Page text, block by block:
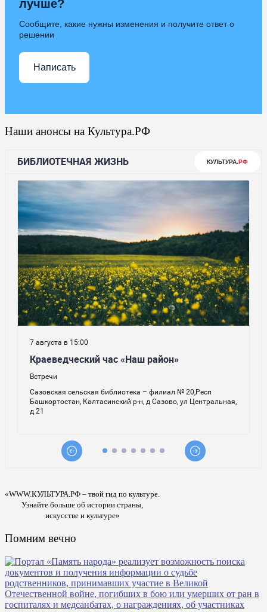
лучше?
Сообщите, какие нужны изменения и получите ответ о
решении
Написать
Наши анонсы на Культура.РФ
«WWW.КУЛЬТУРА.РФ – твой гид по культуре.
Узнайте больше об истории страны,
искусстве и культуре»
Помним вечно